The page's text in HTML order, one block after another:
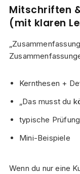
Mitschriften
(mit klaren
Kernthesen +
„Das musst du
typische
Mini-Beispiele
Wenn du nur eine